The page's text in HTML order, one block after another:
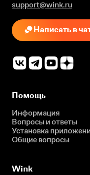
support@wink.ru
Написать в
Помощь
Информация
Вопросы и ответы
Установка
Общие вопросы
Wink